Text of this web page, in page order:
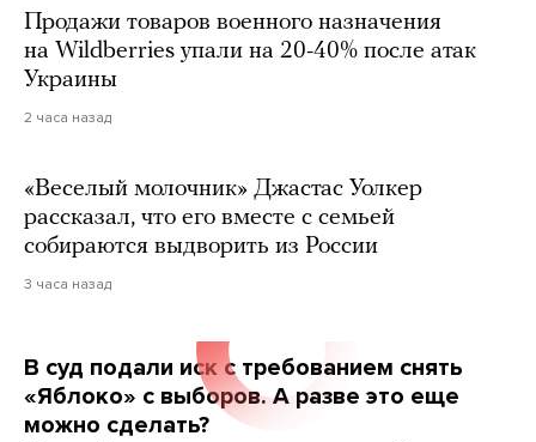
Продажи товаров военного назначения
на Wildberries упали на 20-40% после атак
Украины
2 часа назад
«Веселый молочник» Джастас Уолкер
рассказал, что его вместе с семьей
собираются выдворить из России
3 часа назад
В суд подали иск с требованием снять
«Яблоко» с выборов. А разве это еще
можно сделать?